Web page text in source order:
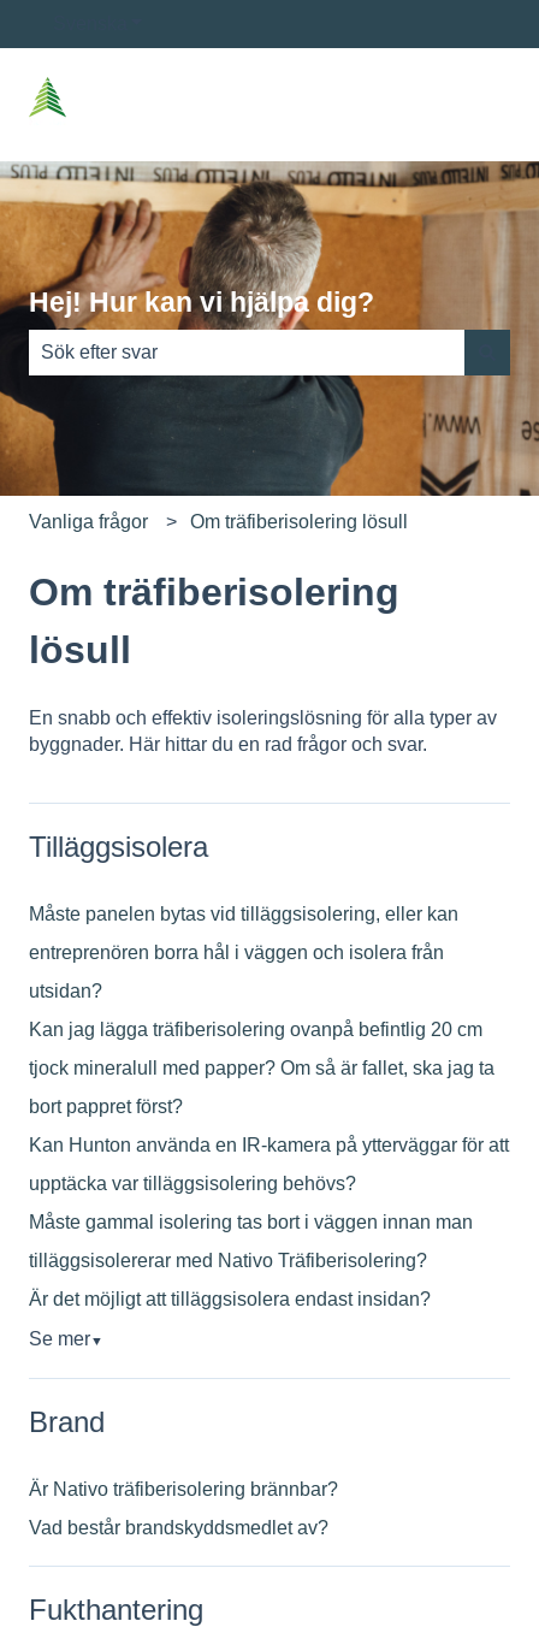
Hej! Hur kan vi hjälpa dig?
Det finns inga förslag eftersom sökfältet är tomt.
Vanliga frågor Om träfiberisolering lösull
Om träfiberisolering
lösull
En snabb och effektiv isoleringslösning för alla typer av
byggnader. Här hittar du en rad frågor och svar.
Tilläggsisolera
Måste panelen bytas vid tilläggsisolering, eller kan
entreprenören borra hål i väggen och isolera från
utsidan?
Kan jag lägga träfiberisolering ovanpå befintlig 20 cm
tjock mineralull med papper? Om så är fallet, ska jag ta
bort pappret först?
Kan Hunton använda en IR-kamera på ytterväggar för att
upptäcka var tilläggsisolering behövs?
Måste gammal isolering tas bort i väggen innan man
tilläggsisolererar med Nativo Träfiberisolering?
Är det möjligt att tilläggsisolera endast insidan?
Se mer▼
Brand
Är Nativo träfiberisolering brännbar?
Vad består brandskyddsmedlet av?
Fukthantering